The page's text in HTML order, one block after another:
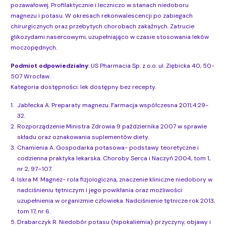
pozawałowej. Profilaktycznie i leczniczo w stanach niedoboru
magnezu i potasu. W okresach rekonwalescencji po zabiegach
chirurgicznych oraz przebytych chorobach zakaźnych. Zatrucie
glikozydami nasercowymi, uzupełniająco w czasie stosowania leków
moczopędnych.
Podmiot odpowiedzialny: US Pharmacia Sp. z o.o. ul. Ziębicka 40, 50-
507 Wrocław.
Kategoria dostępności: lek dostępny bez recepty.
1. Jabłecka A. Preparaty magnezu. Farmacja współczesna 2011;4:29-
32.
2. Rozporządzenie Ministra Zdrowia 9 października 2007 w sprawie
składu oraz oznakowania suplementów diety.
3. Chamienia A. Gospodarka potasowa- podstawy teoretyczne i
codzienna praktyka lekarska. Choroby Serca i Naczyń 2004, tom 1,
nr 2, 97–107.
4.Iskra M. Magnez- rola fizjologiczna, znaczenie kliniczne niedobory w
nadciśnieniu tętniczym i jego powikłania oraz możliwości
uzupełnienia w organizmie człowieka. Nadciśnienie tętnicze rok 2013,
tom 17, nr 6.
5.Drabarczyk R. Niedobór potasu (hipokaliemia): przyczyny, objawy i